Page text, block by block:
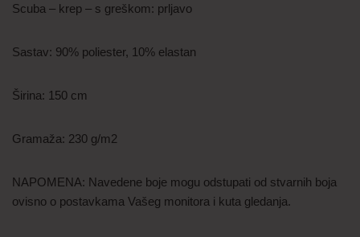
Scuba – krep – s greškom: prljavo
Sastav: 90% poliester, 10% elastan
Širina: 150 cm
Gramaža: 230 g/m2
NAPOMENA: Navedene boje mogu odstupati od stvarnih boja
ovisno o postavkama Vašeg monitora i kuta gledanja.